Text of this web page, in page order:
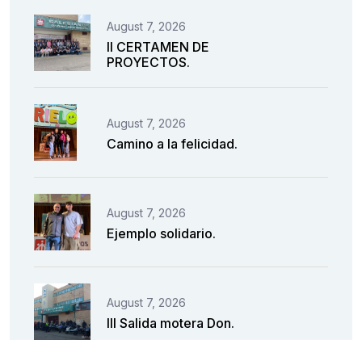
August 7, 2026
II CERTAMEN DE
PROYECTOS.
August 7, 2026
Camino a la felicidad.
August 7, 2026
Ejemplo solidario.
August 7, 2026
III Salida motera Don.